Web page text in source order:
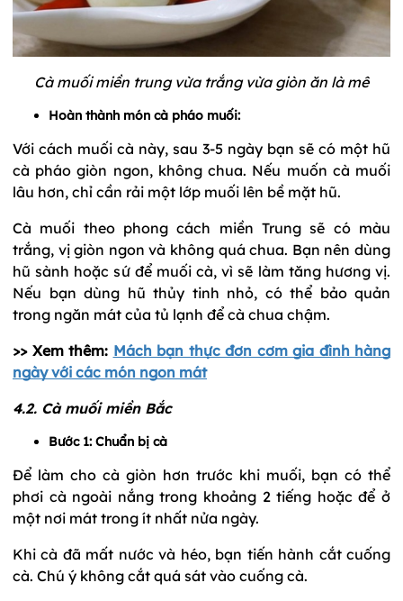
Cà muối miền trung vừa trắng vừa giòn ăn là mê
Hoàn thành món cà pháo muối:
Với cách muối cà này, sau 3-5 ngày bạn sẽ có một hũ
cà pháo giòn ngon, không chua. Nếu muốn cà muối
lâu hơn, chỉ cần rải một lớp muối lên bề mặt hũ.
Cà muối theo phong cách miền Trung sẽ có màu
trắng, vị giòn ngon và không quá chua. Bạn nên dùng
hũ sành hoặc sứ để muối cà, vì sẽ làm tăng hương vị.
Nếu bạn dùng hũ thủy tinh nhỏ, có thể bảo quản
trong ngăn mát của tủ lạnh để cà chua chậm.
>> Xem thêm: Mách bạn thực đơn cơm gia đình hàng
ngày với các món ngon mát
4.2. Cà muối miền Bắc
Bước 1: Chuẩn bị cà
Để làm cho cà giòn hơn trước khi muối, bạn có thể
phơi cà ngoài nắng trong khoảng 2 tiếng hoặc để ở
một nơi mát trong ít nhất nửa ngày.
Khi cà đã mất nước và héo, bạn tiến hành cắt cuống
cà. Chú ý không cắt quá sát vào cuống cà.